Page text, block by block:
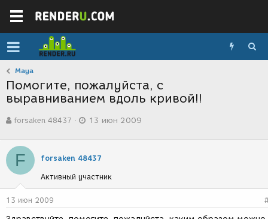
Maya
Помогите, пожалуйста, с
выравниванием вдоль кривой!!
в
о
р
т
е
м
ы
forsaken 48437
а
с
з
д
13 июн 2009
F forsaken 48437
Активный участник
13 июн 2009